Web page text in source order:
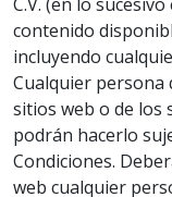
contenido
incluyendo
Cualquier persona
sitios web o de los
podrán hacerlo
Condiciones.
web cualquier